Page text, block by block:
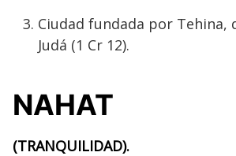
Ciudad fundada por Tehina,
Judá (1 Cr 12).
NAHAT
(TRANQUILIDAD).